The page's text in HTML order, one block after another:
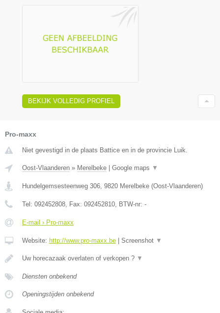
BEKIJK VOLLEDIG PROFIEL
Pro-maxx
Niet gevestigd in de plaats Battice en in de provincie Luik.
Oost-Vlaanderen » Merelbeke Google maps ▼
Hundelgemsesteenweg 306, 9820 Merelbeke (Oost-Vlaanderen)
Tel: 092452808, Fax: 092452810, BTW-nr: -
E-mail › Pro-maxx
Website: http://www.pro-maxx.be Screenshot ▼
Uw horecazaak overlaten of verkopen ? ▼
Diensten onbekend
Openingstijden onbekend